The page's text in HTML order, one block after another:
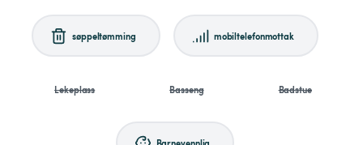
søppeltømming mobiltelefonmottak
Lekeplass Basseng Badstue
Barnevennlig